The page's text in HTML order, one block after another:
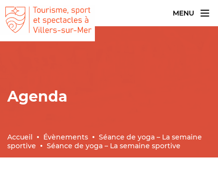
MENU
Accueil Évènements
Séance de yoga – La semaine
sportive
Séance de yoga – La semaine sportive
Agenda